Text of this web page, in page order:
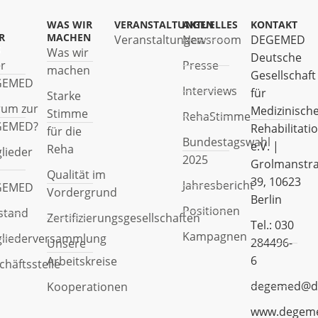
zur
WAS WIR
MACHEN
Was wir
machen
Starke
Stimme
für die
Reha
Qualität im
Vordergrund
Zertifizierungsgesellschaften
Unsere
Arbeitskreise
Kooperationen
VERANSTALTUNGEN
Veranstaltungen
AKTUELLES
Newsroom
Presse
Interviews
RehaStimme
Bundestagswahl
2025
Jahresbericht
Positionen
Kampagnen
KONTAKT
DEGEMED
Deutsche
Gesellschaft
für
e.V. |
39, 10623
Berlin
Tel.: 030
284496-
6